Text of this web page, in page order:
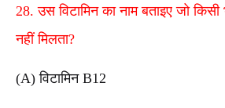
28. उस विटामिन का नाम बताइए जो किसी
नहीं मिलता?
(A) विटामिन B12